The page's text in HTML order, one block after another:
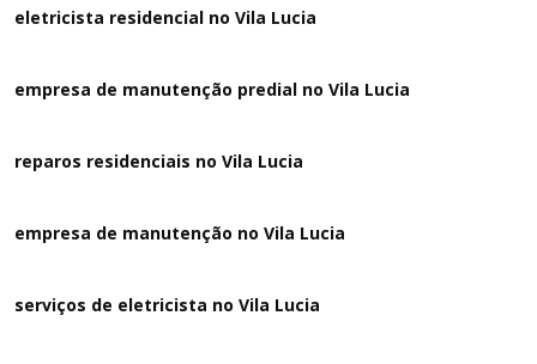
eletricista residencial no Vila Lucia
empresa de manutenção predial no Vila Lucia
reparos residenciais no Vila Lucia
empresa de manutenção no Vila Lucia
serviços de eletricista no Vila Lucia